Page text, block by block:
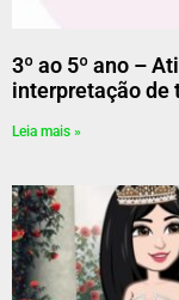
3º ao 5º ano –
interpretação de
Leia mais »